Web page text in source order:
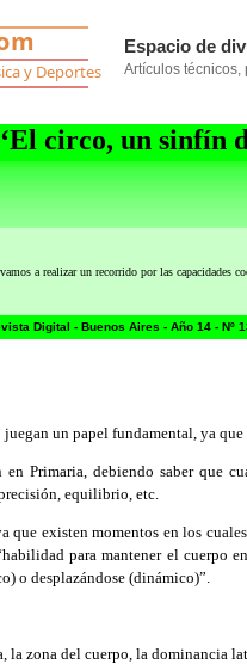
circo, un sinfín
a realizar un recorrido por las capacidades
Digital - Buenos Aires - Año 14 - Nº
un papel fundamental, ya
Primaria, debiendo saber que
equilibrio, etc.
existen momentos en los
para mantener el cuerpo
o desplazándose (dinámico)”.
la zona del cuerpo, la dominancia